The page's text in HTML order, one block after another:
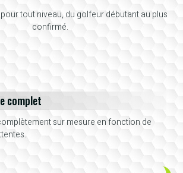
tout niveau, du golfeur débutant au plus
confirmé.
complet
sur mesure en fonction de